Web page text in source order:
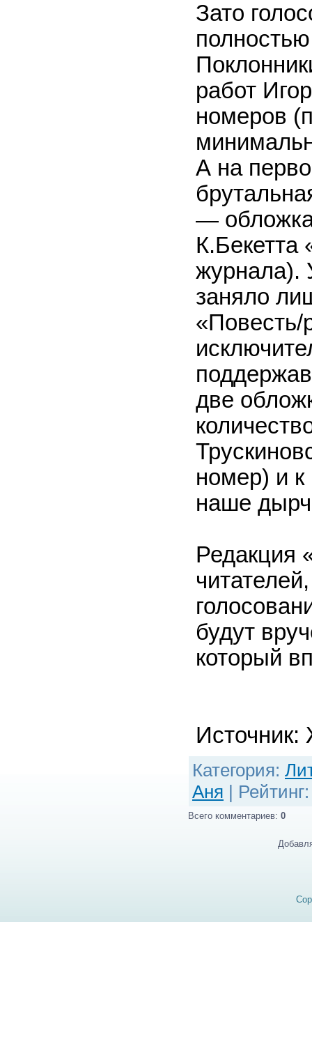
Зато
работ
номеров
А на
— обложка
К.Бекетта
журнала).
заняло
«Повесть/
две
номер) и к
наше
Редакция
будут
который
Категория:
Аня | Рейтинг
Всего комментариев: 0